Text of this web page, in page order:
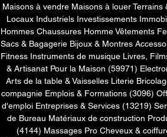
Maisons à vendre Maisons à louer
Locaux Industriels Investissements
Hommes Chaussures Homme Vêtements
Sacs & Bagagerie Bijoux & Montres
Fitness Instruments de musique Livres,
& Artisanat Pour la Maison (59971)
Arts de la table & Vaisselles Literie
compagnie Emplois & Formations (3096)
d'emploi Entreprises & Services (13219)
de Bureau Matériaux de construction
(4144) Massages Pro Cheveux &